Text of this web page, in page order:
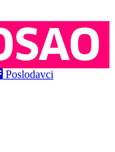
Poslodavci